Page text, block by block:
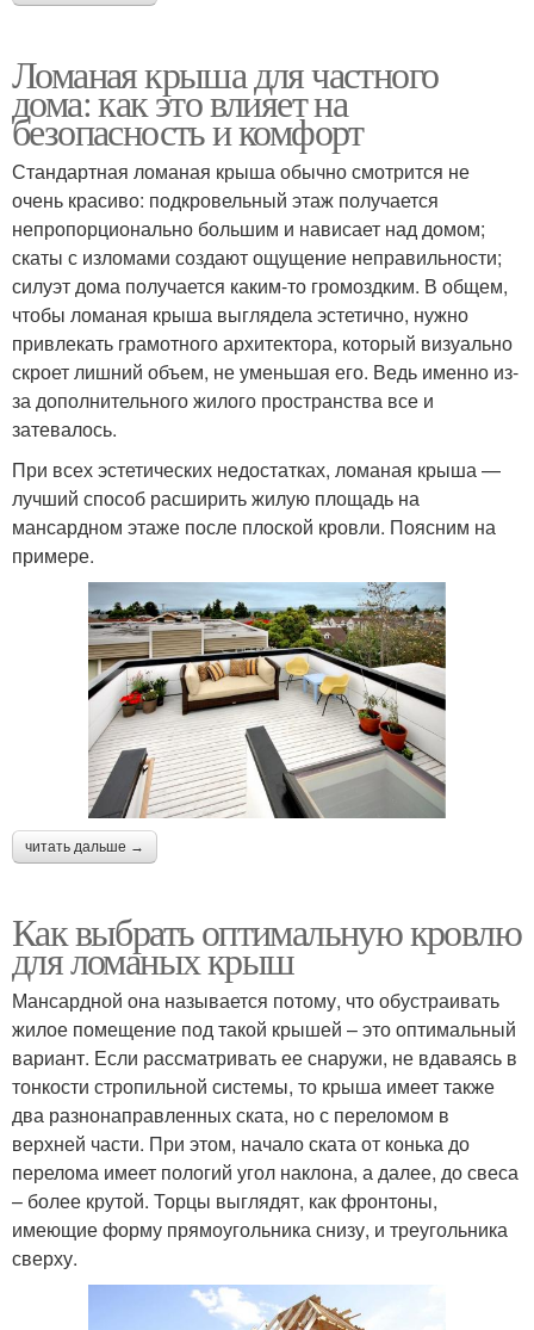
Ломаная крыша для частного
дома: как это влияет на
безопасность и комфорт
Стандартная ломаная крыша обычно смотрится не
очень красиво: подкровельный этаж получается
непропорционально большим и нависает над домом;
скаты с изломами создают ощущение неправильности;
силуэт дома получается каким-то громоздким. В общем,
чтобы ломаная крыша выглядела эстетично, нужно
привлекать грамотного архитектора, который визуально
скроет лишний объем, не уменьшая его. Ведь именно из-
за дополнительного жилого пространства все и
затевалось.
При всех эстетических недостатках, ломаная крыша —
лучший способ расширить жилую площадь на
мансардном этаже после плоской кровли. Поясним на
примере.
читать дальше →
Как выбрать оптимальную кровлю
для ломаных крыш
Мансардной она называется потому, что обустраивать
жилое помещение под такой крышей – это оптимальный
вариант. Если рассматривать ее снаружи, не вдаваясь в
тонкости стропильной системы, то крыша имеет также
два разнонаправленных ската, но с переломом в
верхней части. При этом, начало ската от конька до
перелома имеет пологий угол наклона, а далее, до свеса
– более крутой. Торцы выглядят, как фронтоны,
имеющие форму прямоугольника снизу, и треугольника
сверху.